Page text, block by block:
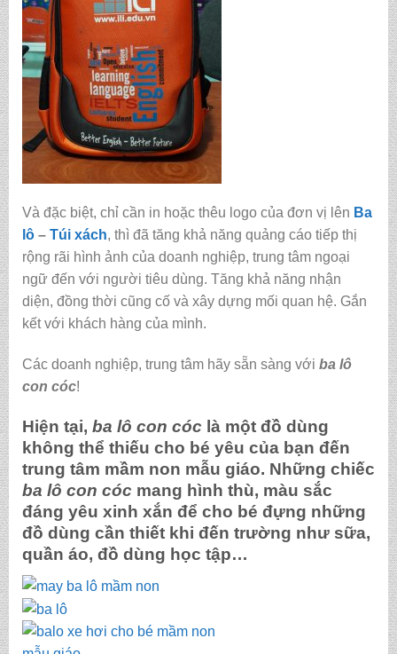
Và đặc biệt, chỉ cần in hoặc thêu logo của đơn vị lên Ba
lô– Túi xách, thì đã tăng khả năng quảng cáo tiếp thị
rộng rãi hình ảnh của doanh nghiệp, trung tâm ngoại
ngữ đến với người tiêu dùng. Tăng khả năng nhận
diện, đồng thời cũng cố và xây dựng mối quan hệ. Gắn
kết với khách hàng của mình.
Các doanh nghiệp, trung tâm hãy sẵn sàng với ba lô
con cóc!
Hiện tại, ba lô con cóc là một đồ dùng
không thể thiếu cho bé yêu của bạn đến
trung tâm mầm non mẫu giáo. Những chiếc
ba lô con cóc mang hình thù, màu sắc
đáng yêu xinh xắn để cho bé đựng những
đồ dùng cần thiết khi đến trường như sữa,
quần áo, đồ dùng học tập…